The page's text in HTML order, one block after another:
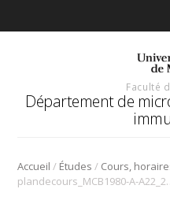
Faculté
Département de
Accueil / Études /